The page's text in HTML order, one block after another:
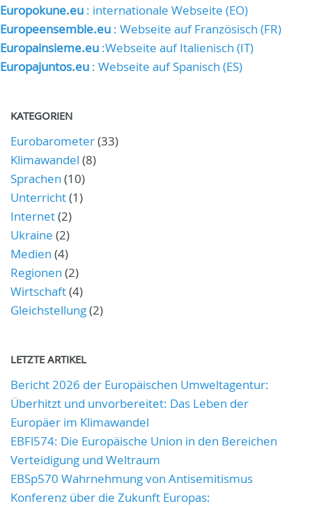
Europokune.eu : internationale Webseite (EO)
Europeensemble.eu : Webseite auf Französisch (FR)
Europainsieme.eu :Webseite auf Italienisch (IT)
Europajuntos.eu : Webseite auf Spanisch (ES)
KATEGORIEN
Eurobarometer(33)
Klimawandel (8)
Sprachen (10)
Unterricht(1)
Internet(2)
Ukraine (2)
Medien (4)
Regionen (2)
Wirtschaft(4)
Gleichstellung(2)
LETZTE ARTIKEL
Bericht 2026 der Europäischen Umweltagentur:
Überhitzt und unvorbereitet: Das Leben der
Europäer im Klimawandel
EBFl574: Die Europäische Union in den Bereichen
Verteidigung und Weltraum
EBSp570 Wahrnehmung von Antisemitismus
Konferenz über die Zukunft Europas: